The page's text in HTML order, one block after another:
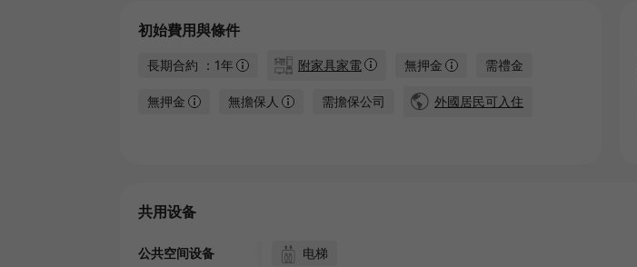
初始費用與條件
長期合約 ：1年 附家具家電 無押金 需禮金
無押金 無擔保人 需擔保公司 外國居民可入住
共用设备
公共空间设备 电梯